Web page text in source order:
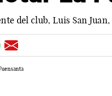
del club, Luis San